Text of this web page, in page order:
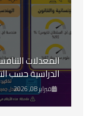
المعدلات
الدراسية حسب
فبراير 08, 2026